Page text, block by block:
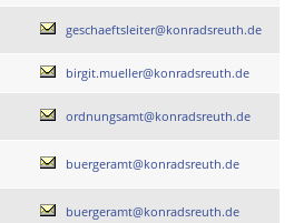
geschaeftsleiter@konradsreuth.de
birgit.mueller@konradsreuth.de
ordnungsamt@konradsreuth.de
buergeramt@konradsreuth.de
buergeramt@konradsreuth.de